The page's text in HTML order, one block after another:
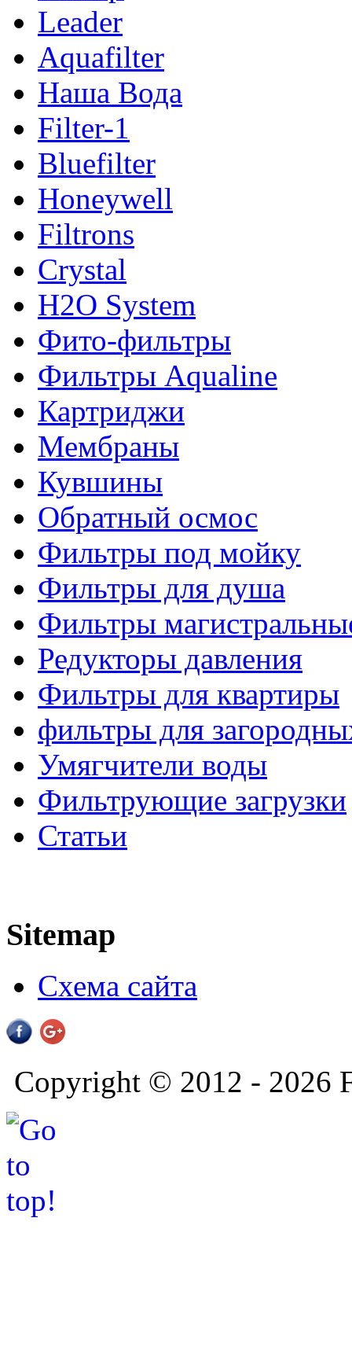
Leader
Aquafilter
Наша Вода
Filter-1
Bluefilter
Honeywell
Filtrons
Crystal
H2O System
Фито-фильтры
Фильтры Aqualine
Картриджи
Мембраны
Кувшины
Обратный осмос
Фильтры под мойку
Фильтры для душа
Фильтры
Редукторы давления
Фильтры для квартиры
фильтры для
Умягчители воды
Фильтрующие загрузки
Статьи
Sitemap
Схема сайта
Copyright © 2012 - 2026